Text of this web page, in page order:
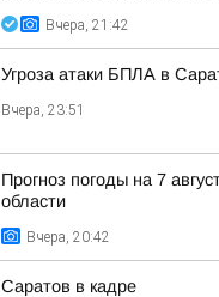
Вчера, 21:42
Угроза атаки БПЛА в
Вчера, 23:51
Прогноз погоды на 7
области
Вчера, 20:42
Саратов в кадре